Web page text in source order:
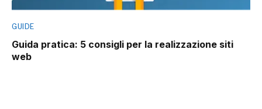
GUIDE
Guida pratica: 5 consigli per la realizzazione siti
web